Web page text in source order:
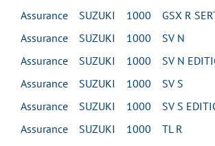
Assurance SUZUKI 1000 GSX R
Assurance SUZUKI 1000 SV N
Assurance SUZUKI 1000 SV N
Assurance SUZUKI 1000 SV S
Assurance SUZUKI 1000 SV S
Assurance SUZUKI 1000 TL R